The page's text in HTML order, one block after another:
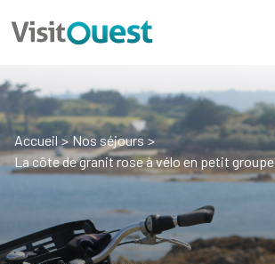
Accueil > Nos séjours >
La côte de granit rose à vélo en petit groupe